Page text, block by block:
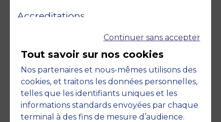
Accreditations
Engagements
Continuer sans accepter
Tout savoir sur nos cookies
Nos partenaires et nous-mêmes utilisons des
cookies, et traitons les données personnelles,
telles que les identifiants uniques et les
informations standards envoyées par chaque
terminal à des fins de mesure d’audience.